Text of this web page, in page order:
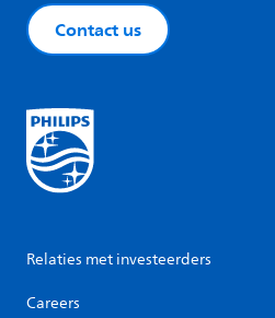
Contact us
Relaties met investeerders
Careers